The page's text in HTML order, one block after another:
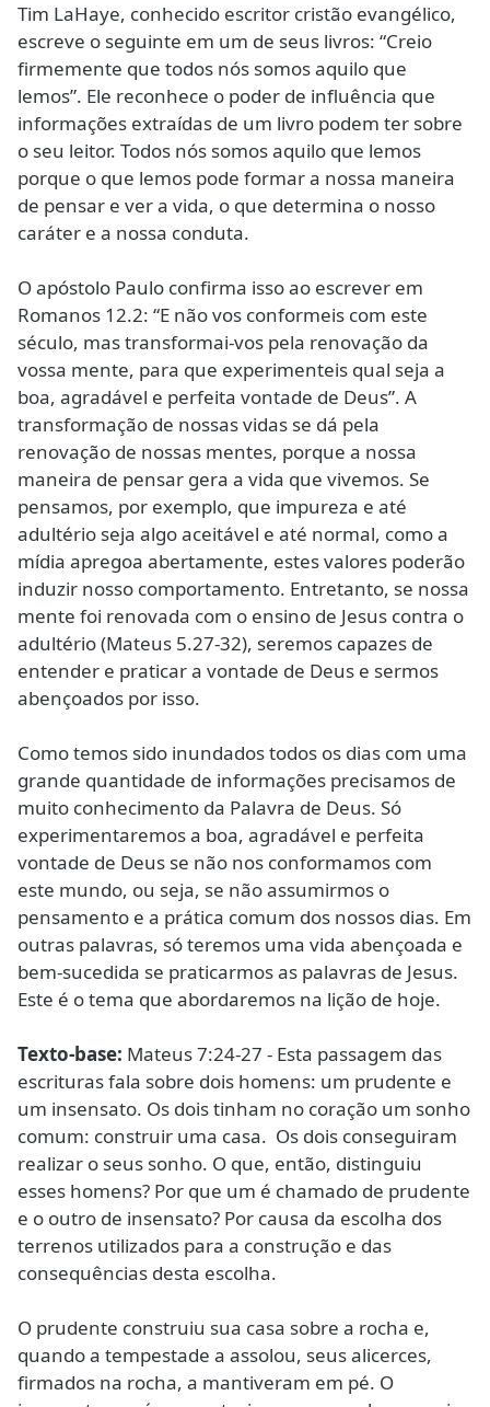
Tim LaHaye, conhecido escritor cristão evangélico,
escreve o seguinte em um de seus livros: “Creio
firmemente que todos nós somos aquilo que
lemos”. Ele reconhece o poder de influência que
informações extraídas de um livro podem ter sobre
o seu leitor. Todos nós somos aquilo que lemos
porque o que lemos pode formar a nossa maneira
de pensar e ver a vida, o que determina o nosso
caráter e a nossa conduta.
O apóstolo Paulo confirma isso ao escrever em
Romanos 12.2: “E não vos conformeis com este
século, mas transformai-vos pela renovação da
vossa mente, para que experimenteis qual seja a
boa, agradável e perfeita vontade de Deus”. A
transformação de nossas vidas se dá pela
renovação de nossas mentes, porque a nossa
maneira de pensar gera a vida que vivemos. Se
pensamos, por exemplo, que impureza e até
adultério seja algo aceitável e até normal, como a
mídia apregoa abertamente, estes valores poderão
induzir nosso comportamento. Entretanto, se nossa
mente foi renovada com o ensino de Jesus contra o
adultério (Mateus 5.27-32), seremos capazes de
entender e praticar a vontade de Deus e sermos
abençoados por isso.
Como temos sido inundados todos os dias com uma
grande quantidade de informações precisamos de
muito conhecimento da Palavra de Deus. Só
experimentaremos a boa, agradável e perfeita
vontade de Deus se não nos conformamos com
este mundo, ou seja, se não assumirmos o
pensamento e a prática comum dos nossos dias. Em
outras palavras, só teremos uma vida abençoada e
bem-sucedida se praticarmos as palavras de Jesus.
Este é o tema que abordaremos na lição de hoje.
Texto-base: Mateus 7:24-27 - Esta passagem das
escrituras fala sobre dois homens: um prudente e
um insensato. Os dois tinham no coração um sonho
comum: construir uma casa. Os dois conseguiram
realizar o seus sonho. O que, então, distinguiu
esses homens? Por que um é chamado de prudente
e o outro de insensato? Por causa da escolha dos
terrenos utilizados para a construção e das
consequências desta escolha.
O prudente construiu sua casa sobre a rocha e,
quando a tempestade a assolou, seus alicerces,
firmados na rocha, a mantiveram em pé. O